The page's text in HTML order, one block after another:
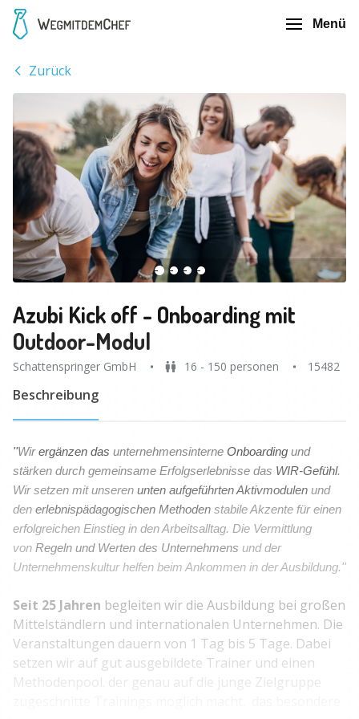
Menü
Zurück
Azubi Kick off - Onboarding mit
Outdoor-Modul
Schattenspringer GmbH 16 - 150 personen 15482
Beschreibung
''Wirergänzen das unternehmensinterne Onboarding und
stärken durch gemeinsame Erfolgserlebnisse das WIR-Gefühl.
Wir setzen mit unseren unten aufgeführten Aktivmodulen und
den erlebnispädagogischen Methoden stabile Akzente für einen
erfolgreichen Einstieg in den Arbeitsalltag. Die Vermittlung
von Regeln und Werten des Unternehmens und der
Unternehmenskultur helfen beim Ankommen in der Ausbildung.''
Seit 25 Jahren begleiten wir die Ausbildung bei großen
Mittelständlern und internationalen Unternehmen. Die
Veranstaltungen dauern von 1 Tag bis 5 Tage. Dabei
setzen wir auf gut ausgebildete Trainer und einen
Methodenpool. der genau auf die junge Zielgruppe